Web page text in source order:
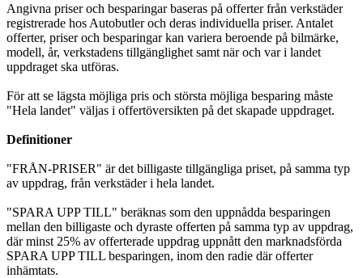
Angivna priser och besparingar baseras på offerter från verkstäder
registrerade hos Autobutler och deras individuella priser. Antalet
offerter, priser och besparingar kan variera beroende på bilmärke,
modell, år, verkstadens tillgänglighet samt när och var i landet
uppdraget ska utföras.
För att se lägsta möjliga pris och största möjliga besparing måste
"Hela landet" väljas i offertöversikten på det skapade uppdraget.
Definitioner
"FRÅN-PRISER" är det billigaste tillgängliga priset, på samma typ
av uppdrag, från verkstäder i hela landet.
"SPARA UPP TILL" beräknas som den uppnådda besparingen
mellan den billigaste och dyraste offerten på samma typ av uppdrag,
där minst 25% av offerterade uppdrag uppnått den marknadsförda
SPARA UPP TILL besparingen, inom den radie där offerter
inhämtats.